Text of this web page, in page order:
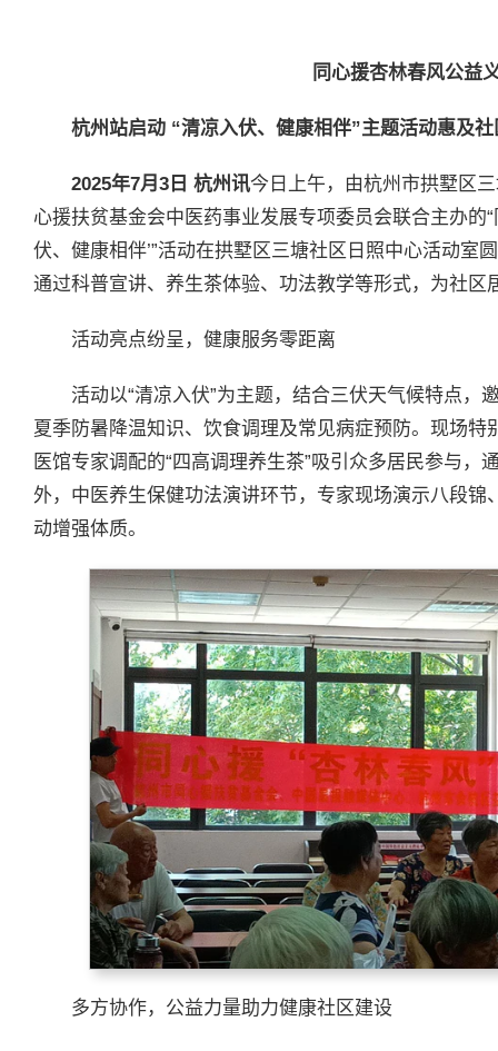
同心援杏林春风公益
杭州站启动 “清凉入伏、健康相伴”主题活动惠及
2025年7月 3 日 杭州讯今日上午，由杭州市拱墅区
心援扶贫基金会中医药事业发展专项委员会联合主办的
伏、健康相伴’”活动在拱墅区三塘社区日照中心活动室
通过科普宣讲、养生茶体验、功法教学等形式，为社区
活动亮点纷呈，健康服务零距离
活动以“清凉入伏”为主题，结合三伏天气候特点，
夏季防暑降温知识、饮食调理及常见病症预防。现场
医馆专家调配的“四高调理养生茶”吸引众多居民参与，
外，中医养生保健功法演讲环节，专家现场演示八段
动增强体质。
多方协作，公益力量助力健康社区建设